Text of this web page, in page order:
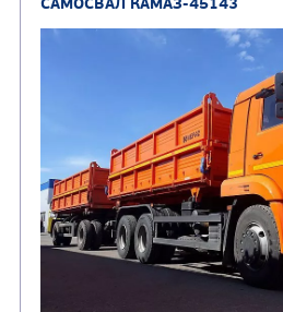
АВТОБУСЫ
АВТОЦИСТЕРНЫ
Автотопливозаправщики
CHAMELEON (г. Егорьевск)(8)
Молоковозы, водовозы(7)
Автогудронаторы(8)